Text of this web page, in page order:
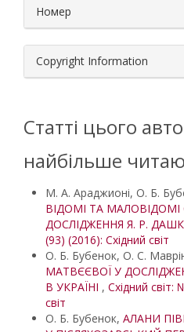
Номер
Copyright Information
Статті цього
найбільше
М. А. Араджионі, О. Б.
ВІДОМІ ТА МАЛОВІДОМІ
ДОСЛІДЖЕННЯ Я. Р.
(93) (2016): Східний світ
О. Б. Бубенок, О. С.
МАТВЄЄВОЇ У
В УКРАЇНІ , Східний світ:
світ
О. Б. Бубенок, АЛАНИ